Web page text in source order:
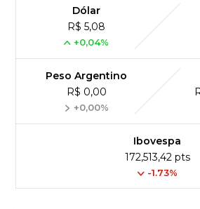
Dólar
R$ 5,08
+0,04%
Peso Argentino
R$ 0,00
+0,00%
Ibovespa
172,513,42 pts
-1.73%